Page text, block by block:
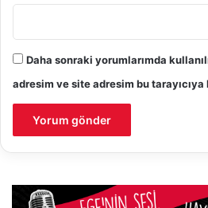
Daha sonraki yorumlarımda
adresim ve site adresim bu